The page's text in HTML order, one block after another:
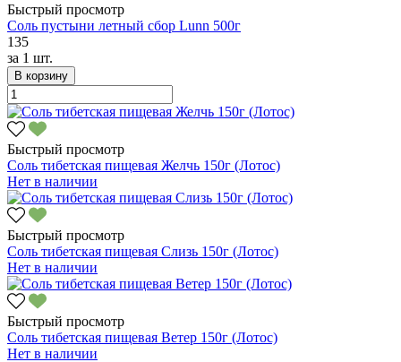
Быстрый просмотр
Соль пустыни летный сбор Lunn 500г
135
за 1 шт.
В корзину
Быстрый просмотр
Соль тибетская пищевая Желчь 150г (Лотос)
Нет в наличии
Быстрый просмотр
Соль тибетская пищевая Слизь 150г (Лотос)
Нет в наличии
Быстрый просмотр
Соль тибетская пищевая Ветер 150г (Лотос)
Нет в наличии